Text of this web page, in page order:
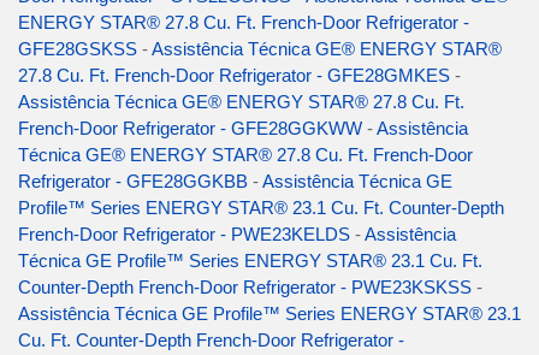
ENERGY STAR® 27.8 Cu. Ft. French-Door Refrigerator -
GFE28GSKSS -Assistência Técnica GE® ENERGY STAR®
27.8 Cu. Ft. French-Door Refrigerator - GFE28GMKES -
Assistência Técnica GE® ENERGY STAR® 27.8 Cu. Ft.
French-Door Refrigerator - GFE28GGKWW -Assistência
Técnica GE® ENERGY STAR® 27.8 Cu. Ft. French-Door
Refrigerator - GFE28GGKBB -Assistência Técnica GE
Profile™ Series ENERGY STAR® 23.1 Cu. Ft. Counter-Depth
French-Door Refrigerator - PWE23KELDS -Assistência
Técnica GE Profile™ Series ENERGY STAR® 23.1 Cu. Ft.
Counter-Depth French-Door Refrigerator - PWE23KSKSS -
Assistência Técnica GE Profile™ Series ENERGY STAR® 23.1
Cu. Ft. Counter-Depth French-Door Refrigerator -